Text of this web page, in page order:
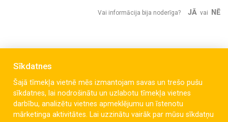
Vai informācija bija noderīga? JĀ vai NĒ
Sīkdatnes
Šajā tīmekļa vietnē mēs izmantojam savas un trešo pušu
sīkdatnes, lai nodrošinātu un uzlabotu tīmekļa vietnes
darbību, analizētu vietnes apmeklējumu un īstenotu
mārketinga aktivitātes. Lai uzzinātu vairāk par mūsu sīkdatņu